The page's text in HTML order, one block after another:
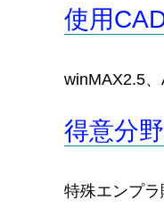
使用
winMAX2.5
得意分野
特殊エンプ